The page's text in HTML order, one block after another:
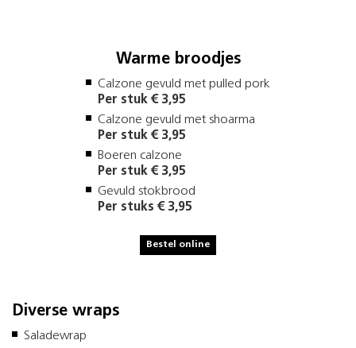
Warme broodjes
Calzone gevuld met pulled pork
Per stuk € 3,95
Calzone gevuld met shoarma
Per stuk € 3,95
Boeren calzone
Per stuk € 3,95
Gevuld stokbrood
Per stuks € 3,95
Bestel online
Diverse wraps
Saladewrap